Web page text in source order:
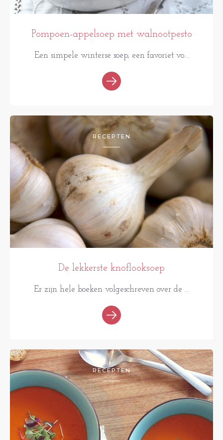
Pompoen-appelsoep met walnootpesto
Een simpele winterse soep; een favoriet vo...
RECEPTEN
De lekkerste knoflooksoep
Er zijn hele boeken volgeschreven over de ...
RECEPTEN